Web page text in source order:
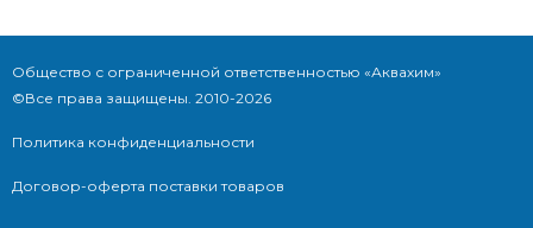
Общество с ограниченной ответственностью «Аквахим»
©Все права защищены. 2010-2026
Политика конфиденциальности
Договор-оферта поставки товаров